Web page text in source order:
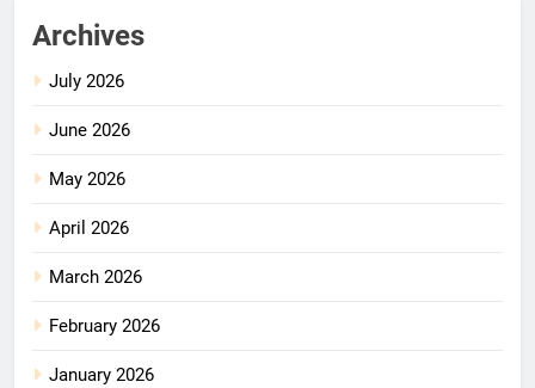
Archives
July 2026
June 2026
May 2026
April 2026
March 2026
February 2026
January 2026